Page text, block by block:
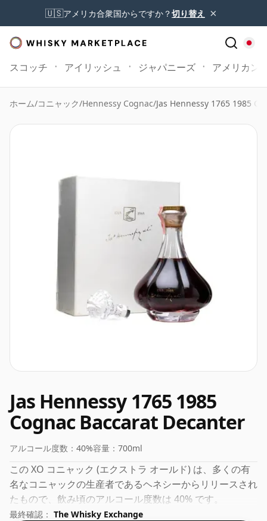
🇺🇸アメリカ合衆国からですか？切り替え ×
スコッチ アイリッシュ ジャパニーズ アメリカン
ホーム/コニャック/Hennessy Cognac/Jas Hennessy 1765 1985
Jas Hennessy 1765 1985
Cognac Baccarat Decanter
アルコール度数： 40%容量： 700ml
この XO コニャック (エクストラ オールド) は、多くの有
名なコニャックの生産者であるヘネシーからリリースされ
たもので、飲み頃のアルコール度数は 40% です。
最終確認： The Whisky Exchange